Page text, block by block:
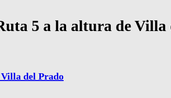
5 a la altura de Villa
del Prado